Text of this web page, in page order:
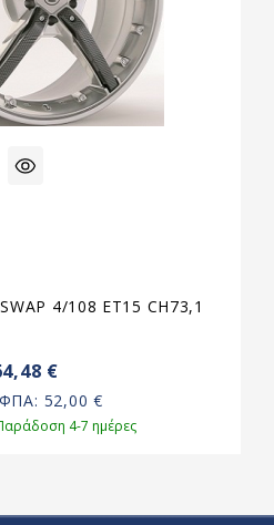
4/108 ET15 CH73,1
€
52,00 €
4-7 ημέρες